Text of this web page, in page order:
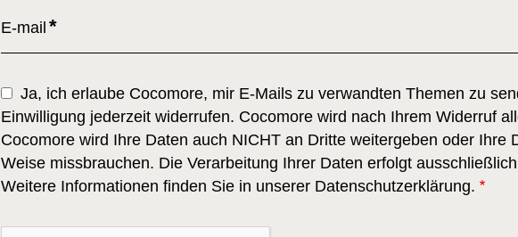
E-mail
Ja, ich erlaube Cocomore, mir E-Mails zu verwandten Themen zu
Einwilligung jederzeit widerrufen. Cocomore wird nach Ihrem Widerruf
Cocomore wird Ihre Daten auch NICHT an Dritte weitergeben oder Ihre
Weise missbrauchen. Die Verarbeitung Ihrer Daten erfolgt
Weitere Informationen finden Sie in unserer Datenschutzerklärung.